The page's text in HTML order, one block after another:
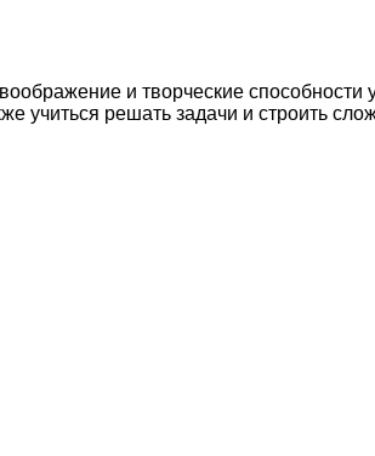
и творческие способности
учиться решать задачи и строить